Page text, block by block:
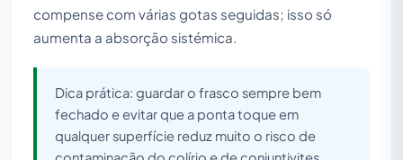
compense com várias gotas seguidas; isso só
aumenta a absorção sistémica.
Dica prática: guardar o frasco sempre bem
fechado e evitar que a ponta toque em
qualquer superfície reduz muito o risco de